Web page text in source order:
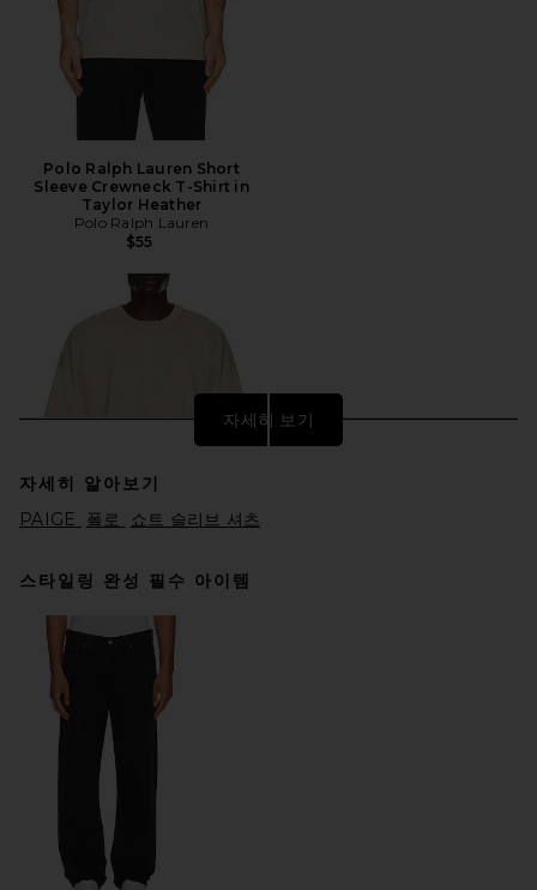
Polo Ralph Lauren Short
Sleeve Crewneck T-Shirt in
Taylor Heather
Polo Ralph Lauren
$55
SKIMS Jersey Relaxed T-Shirt
in Linen
SKIMS
$54
자세히 보기
자세히 알아보기
PAIGE
폴로 쇼트 슬리브 셔츠
스타일링 완성 필수 아이템